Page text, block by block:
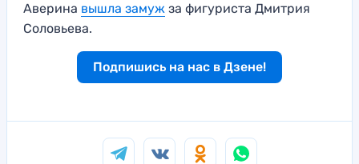
Аверина вышла замуж за фигуриста Дмитрия
Соловьева.
Подпишись на нас в Дзене!